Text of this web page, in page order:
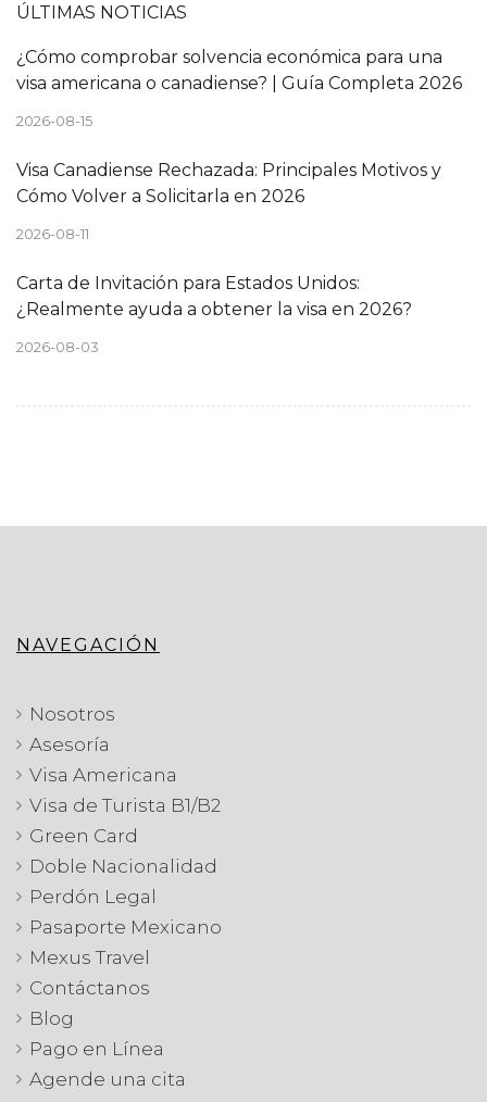
ÚLTIMAS NOTICIAS
¿Cómo comprobar solvencia económica para una
visa americana o canadiense? | Guía Completa 2026
2026-08-15
Visa Canadiense Rechazada: Principales Motivos y
Cómo Volver a Solicitarla en 2026
2026-08-11
Carta de Invitación para Estados Unidos:
¿Realmente ayuda a obtener la visa en 2026?
2026-08-03
NAVEGACIÓN
Nosotros
Asesoría
Visa Americana
Visa de Turista B1/B2
Green Card
Doble Nacionalidad
Perdón Legal
Pasaporte Mexicano
Mexus Travel
Contáctanos
Blog
Pago en Línea
Agende una cita